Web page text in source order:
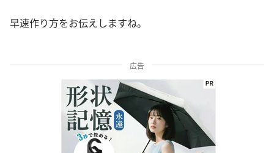
早速作り方をお伝えしますね。
広告